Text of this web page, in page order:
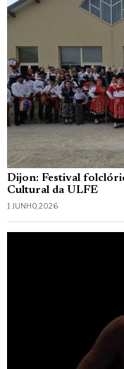
Dijon: Festival
Cultural da ULFE
1 JUNHO, 2026